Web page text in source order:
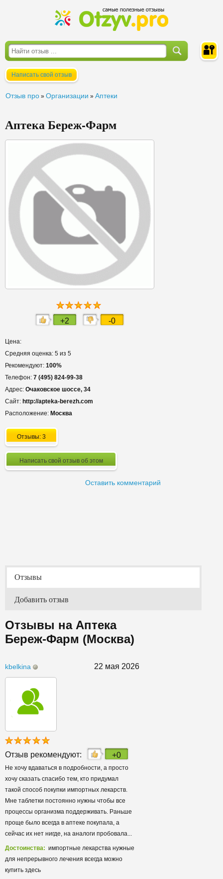
Написать свой отзыв
Отзыв про » Организации » Аптеки
Аптека Береж-Фарм
+2 -0
Цена:
Средняя оценка: 5 из 5
Рекомендуют: 100%
Телефон: 7 (495) 824-99-38
Адрес: Очаковское шоссе, 34
Сайт: http://apteka-berezh.com
Расположение: Москва
Отзывы: 3
Написать свой отзыв об этом
Оставить комментарий
Отзывы
Добавить отзыв
Отзывы на Аптека
Береж-Фарм (Москва)
kbelkina 22 мая 2026
Отзыв рекомендуют: +0
Не хочу вдаваться в подробности, а просто
хочу сказать спасибо тем, кто придумал
такой способ покупки импортных лекарств.
Мне таблетки постоянно нужны чтобы все
процессы организма поддерживать. Раньше
проще было всегда в аптеке покупала, а
сейчас их нет нигде, на аналоги пробовала...
Достоинства: импортные лекарства нужные
для непрерывного лечения всегда можно
купить здесь